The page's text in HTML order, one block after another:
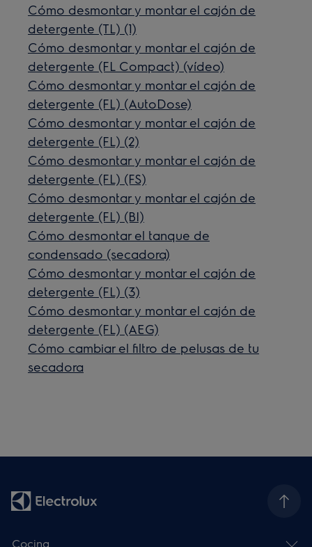
Cómo desmontar y montar el cajón de
detergente (TL) (1)
Cómo desmontar y montar el cajón de
detergente (FL Compact) (vídeo)
Cómo desmontar y montar el cajón de
detergente (FL) (AutoDose)
Cómo desmontar y montar el cajón de
detergente (FL) (2)
Cómo desmontar y montar el cajón de
detergente (FL) (FS)
Cómo desmontar y montar el cajón de
detergente (FL) (BI)
Cómo desmontar el tanque de
condensado (secadora)
Cómo desmontar y montar el cajón de
detergente (FL) (3)
Cómo desmontar y montar el cajón de
detergente (FL) (AEG)
Cómo cambiar el filtro de pelusas de tu
secadora
Cocina